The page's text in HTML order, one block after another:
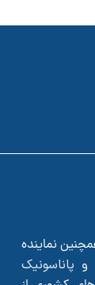
نماینده
و پاناسونیک